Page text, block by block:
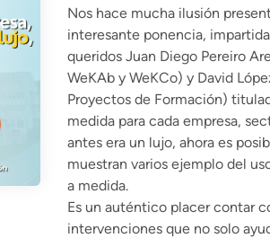
o
e
n
Nos hace mucha ilusión
interesante ponencia,
queridos Juan Diego Pereiro
WeKAb y WeKCo) y David
Proyectos de Formación)
medida para cada empresa,
antes era un lujo, ahora es
muestran varios ejemplo del
a medida.
Es un auténtico placer contar
intervenciones que no solo